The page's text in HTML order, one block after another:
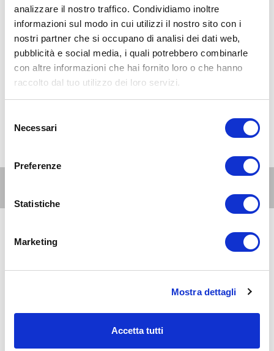
analizzare il nostro traffico. Condividiamo inoltre
informazioni sul modo in cui utilizzi il nostro sito con i
nostri partner che si occupano di analisi dei dati web,
pubblicità e social media, i quali potrebbero combinarle
con altre informazioni che hai fornito loro o che hanno
raccolto dal tuo utilizzo dei loro servizi.
delNecessari
Preferenze
Statistiche
Marketing
Mostra dettagli
Accetta tutti
Altri eventi per questa età
8
AUG 2026 6-10
anni
8
09:00-20:00
Milano Est